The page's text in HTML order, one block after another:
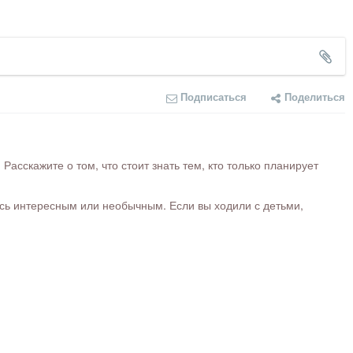
Подписаться Поделиться
о том, что стоит знать тем, кто только планирует
интересным или необычным. Если вы ходили с детьми,